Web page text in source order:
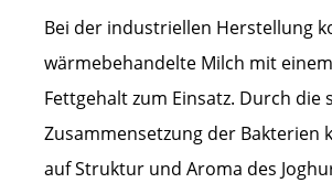
Bei der industriellen Herstellung
wärmebehandelte Milch mit
Fettgehalt zum Einsatz. Durch die
Zusammensetzung der Bakterien
auf Struktur und Aroma des